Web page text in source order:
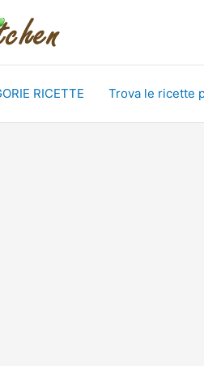
RICETTE Trova le ricette